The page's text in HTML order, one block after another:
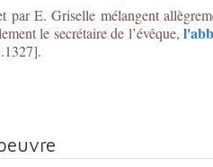
par E. Griselle mélangent
le secrétaire de l’évêque,